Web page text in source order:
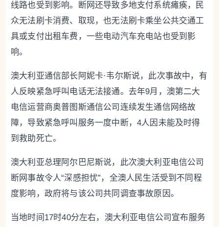
线路也受到影响。断网还导致多地支付系统瘫痪，民
众无法刷卡消费、取现，也无法刷卡乘坐公共交通工
具或支付出租车费，一些电动汽车充电站也受到影
响。
澳大利亚通信部长阿妮卡·韦尔斯说，此次事故中，有
人反映紧急呼叫电话无法接通。去年9月，澳第二大
电信运营商奥普图斯通信公司连续发生通信网络故
障，导致紧急呼叫服务一度中断，4人因未能及时得
到救助死亡。
澳大利亚总理阿尔巴尼斯说，此次澳大利亚电信公司
断网事故令人“深感担忧”，全澳人民生活受到不同程
度影响，政府将与该公司共同调查事故原因。
当地时间17时40分左右，澳大利亚电信公司宣布服务